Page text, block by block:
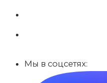
Мы в соцсетях: